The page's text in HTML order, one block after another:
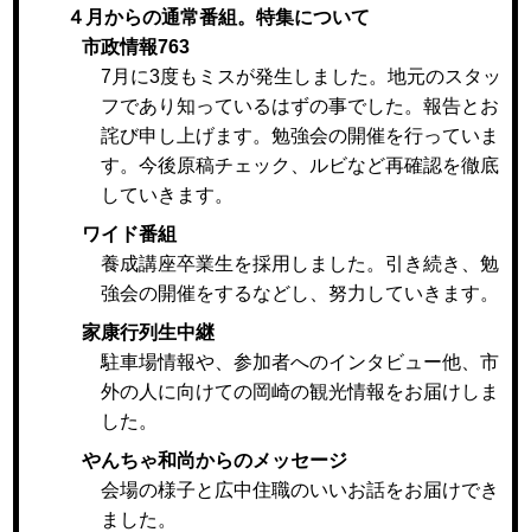
４月からの通常番組。特集について
市政情報763
7月に3度もミスが発生しました。地元のスタッ
フであり知っているはずの事でした。報告とお
詫び申し上げます。勉強会の開催を行っていま
す。今後原稿チェック、ルビなど再確認を徹底
していきます。
ワイド番組
養成講座卒業生を採用しました。引き続き、勉
強会の開催をするなどし、努力していきます。
家康行列生中継
駐車場情報や、参加者へのインタビュー他、市
外の人に向けての岡崎の観光情報をお届けしま
した。
やんちゃ和尚からのメッセージ
会場の様子と広中住職のいいお話をお届けでき
ました。